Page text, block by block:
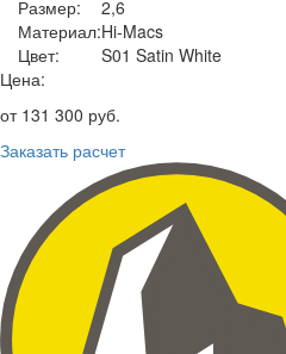
Размер:
2,6
Материал:Hi-Macs
Цвет:
S01 Satin White
Цена:
от 131 300 руб.
Заказать расчет